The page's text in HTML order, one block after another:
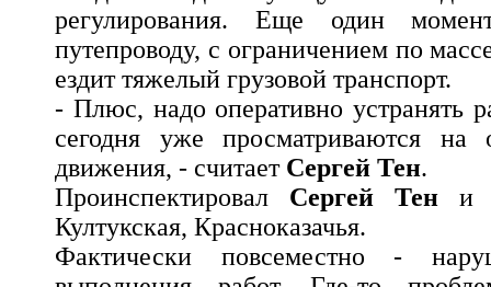
регулирования. Еще один
путепроводу, с ограничением по
ездит тяжелый грузовой транспорт.
- Плюс, надо оперативно устранять
сегодня уже просматриваются на
движения, - считает Сергей Тен.
Проинспектировал Сергей Тен и
Култукская, Красноказачья.
Фактически повсеместно -